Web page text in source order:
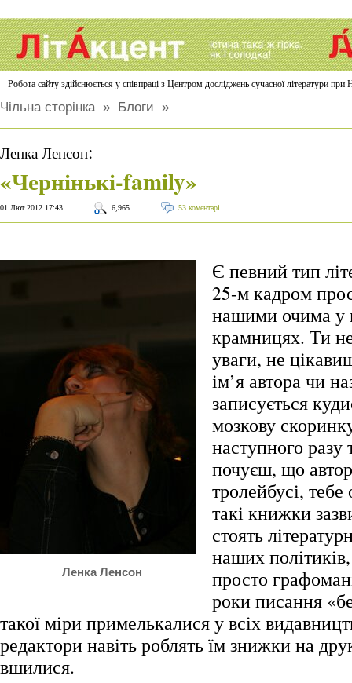
Робота сайту здійснюється у співпраці з Центром досліджень сучасної літератури
Чільна сторінка» Блоги »
Ленка Ленсон:
«Чернінькі-family»
01 Лют 2012 17:43 6,965 53 коментарі
Ленка Ленсон
Є певний тип
25-м кадром
нашими очима у
крамницях. Ти
уваги, не
ім’я автора чи
записується
мозкову
наступного разу
почуєш, що
тролейбусі,
такі книжки
стоять
наших
просто
роки писання
такої міри примелькалися у всіх
редактори навіть роблять їм знижки на
вшилися.